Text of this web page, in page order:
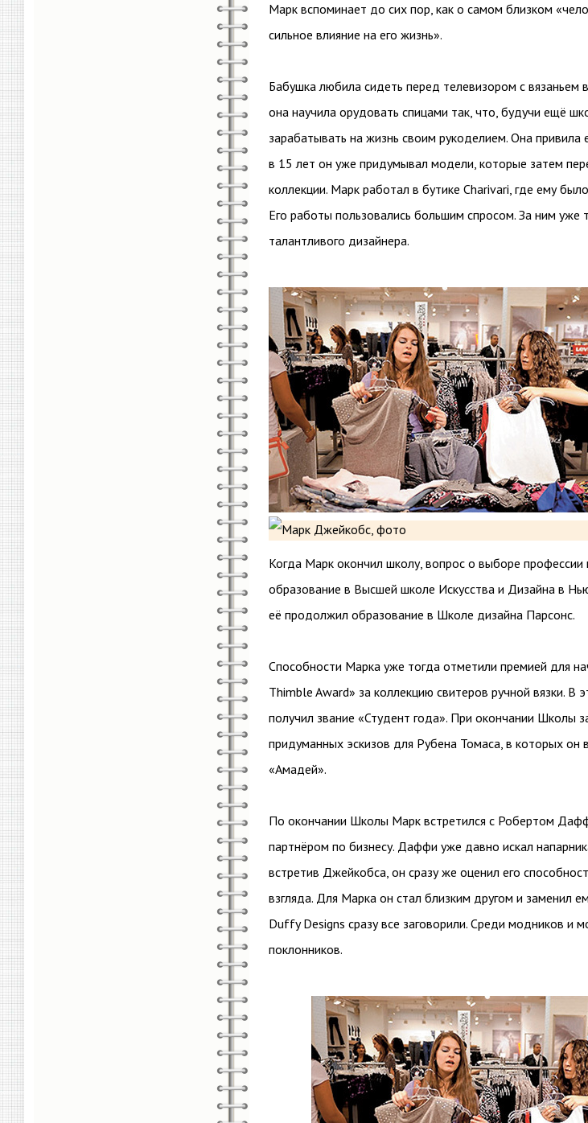
Марк вспоминает до сих пор, как о самом близком
сильное влияние на его жизнь».
Бабушка любила сидеть перед телевизором с вязаньем
она научила орудовать спицами так, что, будучи ещё
зарабатывать на жизнь своим рукоделием. Она
в 15 лет он уже придумывал модели, которые затем
коллекции. Марк работал в бутике Charivari, где ему
Его работы пользовались большим спросом. За ним уже
талантливого дизайнера.
Когда Марк окончил школу, вопрос о выборе
образование в Высшей школе Искусства и Дизайна в
её продолжил образование в Школе дизайна Парсонс.
Способности Марка уже тогда отметили премией для
Thimble Award» за коллекцию свитеров ручной вязки.
получил звание «Студент года». При окончании Школы
придуманных эскизов для Рубена Томаса, в которых он
«Амадей».
По окончании Школы Марк встретился с Робертом
партнёром по бизнесу. Даффи уже давно искал
встретив Джейкобса, он сразу же оценил его
взгляда. Для Марка он стал близким другом и заменил
Duffy Designs сразу все заговорили. Среди модников и
поклонников.